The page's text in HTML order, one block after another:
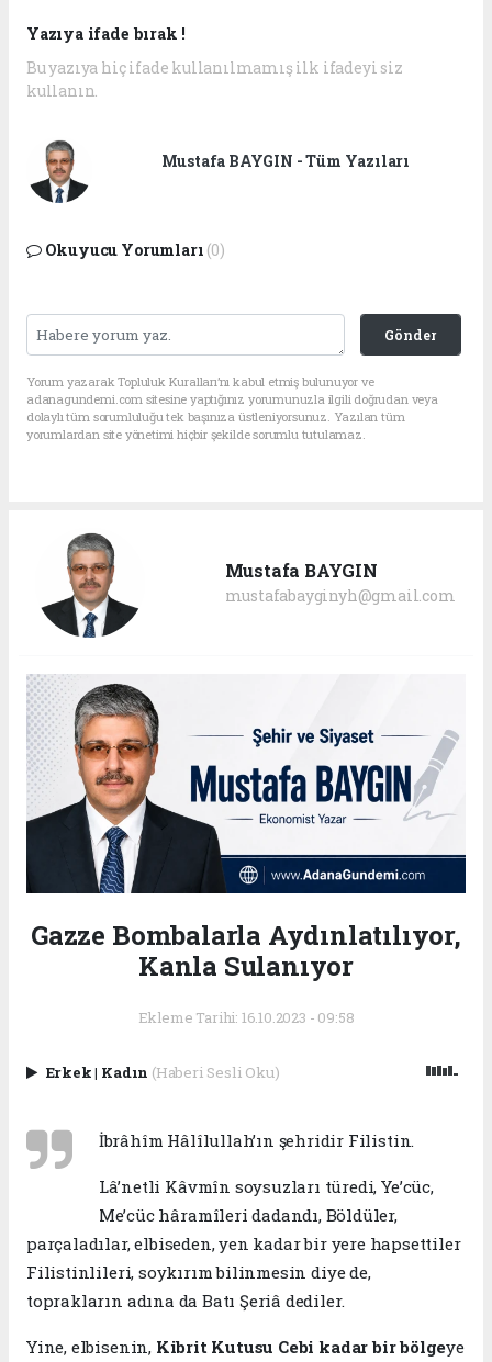
Yazıya ifade bırak !
Bu yazıya hiç ifade kullanılmamış ilk ifadeyi siz
kullanın.
Mustafa BAYGIN - Tüm Yazıları
Okuyucu Yorumları (0)
Gönder
Yorum yazarak Topluluk Kuralları’nı kabul etmiş bulunuyor ve
adanagundemi.com sitesine yaptığınız yorumunuzla ilgili doğrudan veya
dolaylı tüm sorumluluğu tek başınıza üstleniyorsunuz. Yazılan tüm
yorumlardan site yönetimi hiçbir şekilde sorumlu tutulamaz.
Mustafa BAYGIN
mustafabayginyh@gmail.com
Gazze Bombalarla Aydınlatılıyor,
Kanla Sulanıyor
Ekleme Tarihi: 16.10.2023 - 09:58
Erkek| Kadın (Haberi Sesli Oku)
İbrâhîm Hâlîlullah’ın şehridir Filistin.
Lâ’netli Kâvmîn soysuzları türedi, Ye’cüc,
Me’cüc hâramîleri dadandı, Böldüler,
parçaladılar, elbiseden, yen kadar bir yere hapsettiler
Filistinlileri, soykırım bilinmesin diye de,
toprakların adına da Batı Şeriâ dediler.
Yine, elbisenin, Kibrit Kutusu Cebi kadar bir bölgeye